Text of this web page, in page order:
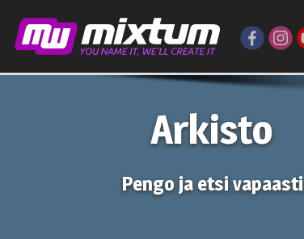
Arkisto
Pengo ja etsi vapaasti